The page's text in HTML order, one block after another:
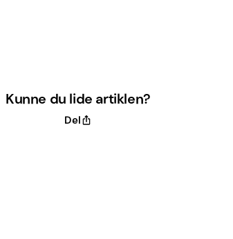
Kunne du lide artiklen?
Del